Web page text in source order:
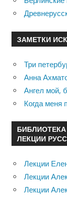
ЗАМЕТКИ
Три
Анна
Ангел мой,
Когда меня
ЛЕКЦИИ
Лекции
Лекции
Лекции